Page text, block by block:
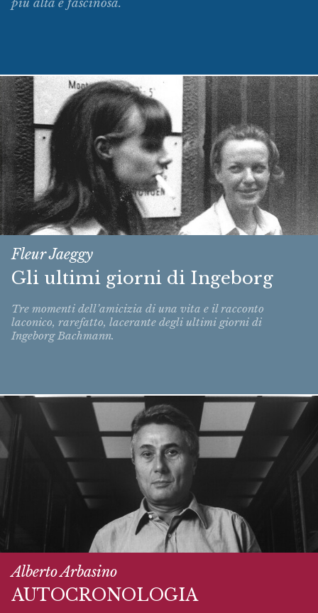
più alta e fascinosa.
Fleur Jaeggy
Gli ultimi giorni di Ingeborg
Tre momenti dell’amicizia di una vita e il racconto
laconico, rarefatto, lacerante degli ultimi giorni di
Ingeborg Bachmann.
Alberto Arbasino
AUTOCRONOLOGIA